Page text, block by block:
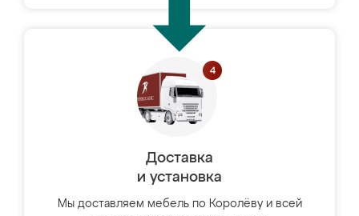
Доставка
и установка
Мы доставляем мебель по Королёву и всей